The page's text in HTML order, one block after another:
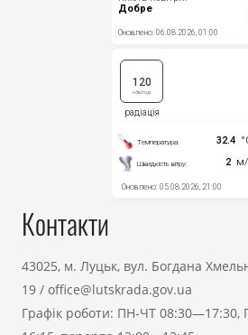
Контакти
43025, м. Луцьк, вул. Богдана
19 / office@lutskrada.gov.ua
Графік роботи: ПН-ЧТ 08:30—17:30,